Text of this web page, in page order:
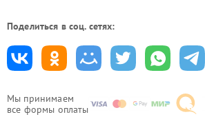
Мы принимаем
все формы оплаты
Поделиться в соц. сетях: